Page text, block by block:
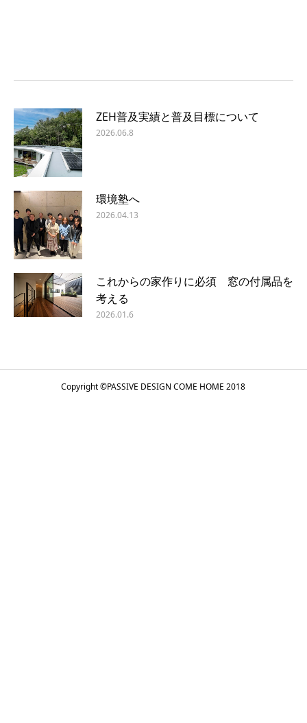
ZEH普及実績と普及目標について
2026.06.8
環境塾へ
2026.04.13
これからの家作りに必須 窓の付属品を
考える
2026.01.6
Copyright ©PASSIVE DESIGN COME HOME 2018